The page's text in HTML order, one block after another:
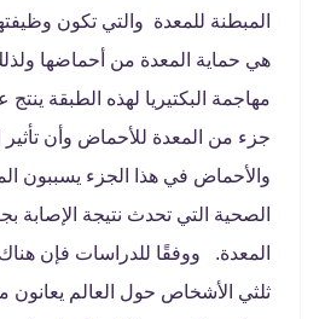
المبطنة للمعدة والتي تكون
هي حماية المعدة من أحماضها
مهاجمة البكتيريا لهذه الطبقة
جزء من المعدة للأحماض وأن تأثير
والأحماض في هذا الجزء يسببون
الصحية التي تحدث نتيجة الإصابة
المعدة. ووفقًا للدراسات فإن
ثلثي الأشخاص حول العالم يعانون